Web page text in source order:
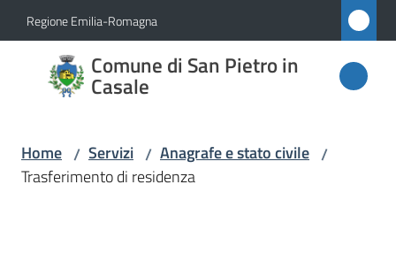
Vai al contenuto
Vai alla navigazione
Vai al footer
Regione Emilia-Romagna
Comune di San Pietro in
Casale
Comune
di San
Casale
Home / Servizi / Anagrafe e stato civile /
Trasferimento di residenza